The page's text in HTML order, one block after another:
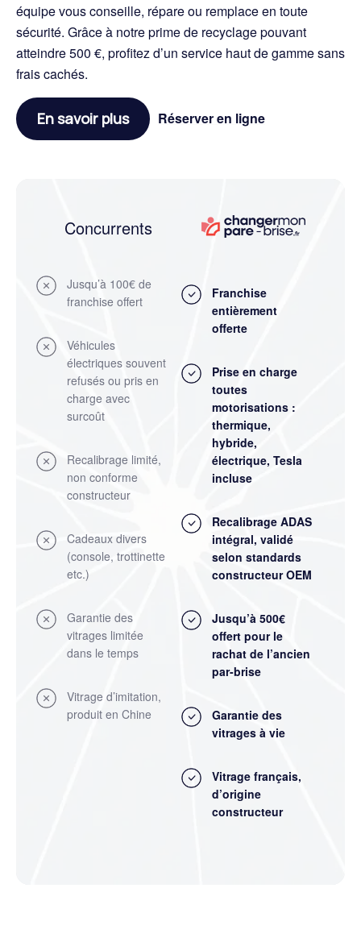
équipe vous conseille, répare ou remplace en toute
sécurité. Grâce à notre prime de recyclage pouvant
atteindre 500 €, profitez d’un service haut de gamme sans
frais cachés.
En savoir plus Réserver en ligne
Concurrents
Jusqu’à 100€ de
franchise offert
Véhicules
électriques souvent
refusés ou pris en
charge avec
surcoût
Recalibrage limité,
non conforme
constructeur
Cadeaux divers
(console, trottinette
etc.)
Garantie des
vitrages limitée
dans le temps
Vitrage d’imitation,
produit en Chine
Franchise
entièrement
offerte
Prise en charge
toutes
motorisations :
thermique,
hybride,
électrique, Tesla
incluse
Recalibrage ADAS
intégral, validé
selon standards
constructeur OEM
Jusqu’à 500€
offert pour le
rachat de l’ancien
par-brise
Garantie des
vitrages à vie
Vitrage français,
d’origine
constructeur